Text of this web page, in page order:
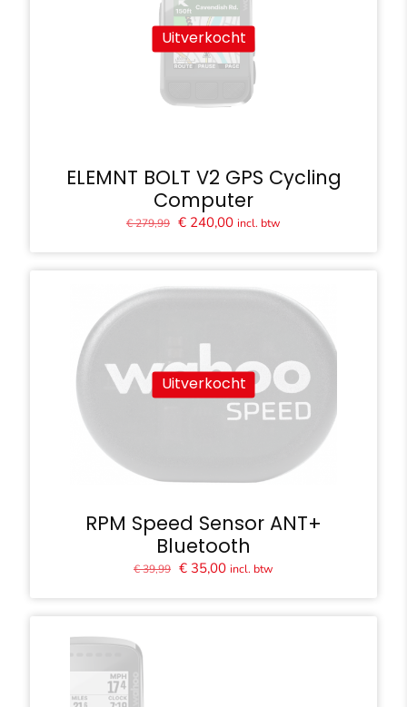
Uitverkocht
ELEMNT BOLT V2 GPS Cycling
Computer
€279,99 Oorspronkelijke
€ 240,00Huidige
incl. btw
Uitverkocht
RPM Speed Sensor ANT+
Bluetooth
€39,99 Oorspronkelijke
€ 35,00Huidige
incl. btw